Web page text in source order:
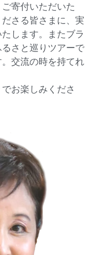
寄付いただいた
さる皆さまに、実
します。またブラ
さと巡りツアーで
交流の時を持てれ
お楽しみくださ